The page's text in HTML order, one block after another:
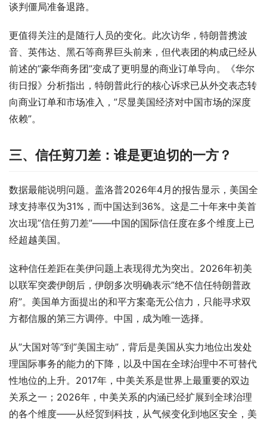
谈判僵局准备退路。
更值得关注的是随行人员的变化。此次访华，特朗普携波
音、英伟达、黑石等商界巨头前来，但代表团的构成已经从
前述的”豪华商务团”变成了更明显的商业订单导向。《华尔
街日报》分析指出，特朗普此行的核心诉求已从外交表态转
向商业订单和市场准入，”尽显美国经济对中国市场的深度
依赖”。
三、信任剪刀差：谁是更迫切的一方？
数据最能说明问题。盖洛普2026年4月的报告显示，美国全
球支持率仅为31%，而中国达到36%。这是二十年来中美首
次出现”信任剪刀差”——中国的国际信任度在多个维度上已
经超越美国。
这种信任差距在美伊问题上表现得尤为突出。2026年初美
以联军突袭伊朗后，伊朗多次明确表示”绝不信任特朗普政
府”。美国单方面提出的和平方案毫无公信力，只能寻求双
方都信服的第三方调停。中国，成为唯一选择。
从”大国对等”到”美国主动”，背后是美国从实力地位出发处
理国际事务的能力的下降，以及中国在全球治理中不可替代
性地位的上升。2017年，中美关系是世界上最重要的双边
关系之一；2026年，中美关系的内涵已经扩展到全球治理
的各个维度——从经贸到科技，从气候变化到地区安全，美